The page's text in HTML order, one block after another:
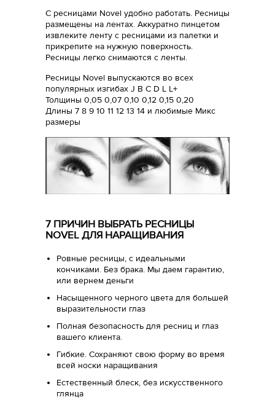
С ресницами Novel удобно работать. Ресницы
размещены на лентах. Аккуратно пинцетом
извлеките ленту с ресницами из палетки и
прикрепите на нужную поверхность.
Ресницы легко снимаются с ленты.
Ресницы Novel выпускаются во всех
популярных изгибах J B C D L L+
Толщины 0,05 0,07 0,10 0,12 0,15 0,20
Длины 7 8 9 10 11 12 13 14 и любимые Микс
размеры
7 ПРИЧИН ВЫБРАТЬ РЕСНИЦЫ
NOVEL ДЛЯ НАРАЩИВАНИЯ
Ровные ресницы, с идеальными
кончиками. Без брака. Мы даем гарантию,
или вернем деньги
Насыщенного черного цвета для большей
выразительности глаз
Полная безопасность для ресниц и глаз
вашего клиента.
Гибкие. Сохраняют свою форму во время
всей носки наращивания
Естественный блеск, без искусственного
глянца